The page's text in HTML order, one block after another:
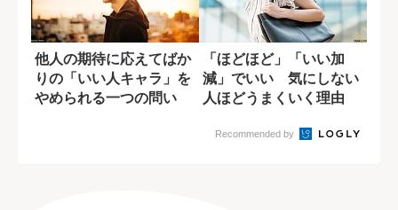
他人の期待に応えてばか
りの「いい人キャラ」を
やめられる一つの問い
「ほどほど」「いい加
減」でいい 気にしない
人ほどうまくいく理由
Recommended by